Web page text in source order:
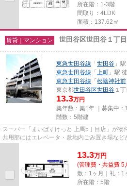
所在階：1-3階
間取り：4LDK
面積：137.62㎡
賃貸｜マンション 世田谷区世田谷１丁
東急世田谷線 「世田谷 」
東急世田谷線 「 上町 」駅
東急世田谷線 「松陰神社前
東京都世田谷区世田谷 １丁
13.3万円
築年数：築1年 ｜募集中：
階数：5階建
スーパー「まいばすけっと 上馬5丁目店」が物
共用部にはエレベータ・敷地内ごみ置き場など
ます。外観タイル張りは、い...
13.3万円
(管理費・共益費
敷：1ヶ月｜礼：1
所在階：5階